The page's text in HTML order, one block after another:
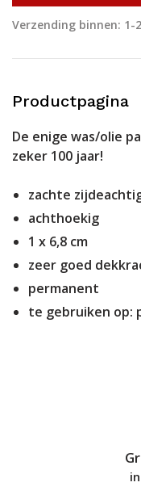
Verzending binnen:
Productpagina
De enige was/olie
zeker 100 jaar!
zachte
achthoekig
1 x 6,8 cm
zeer goed
permanent
te gebruiken op: